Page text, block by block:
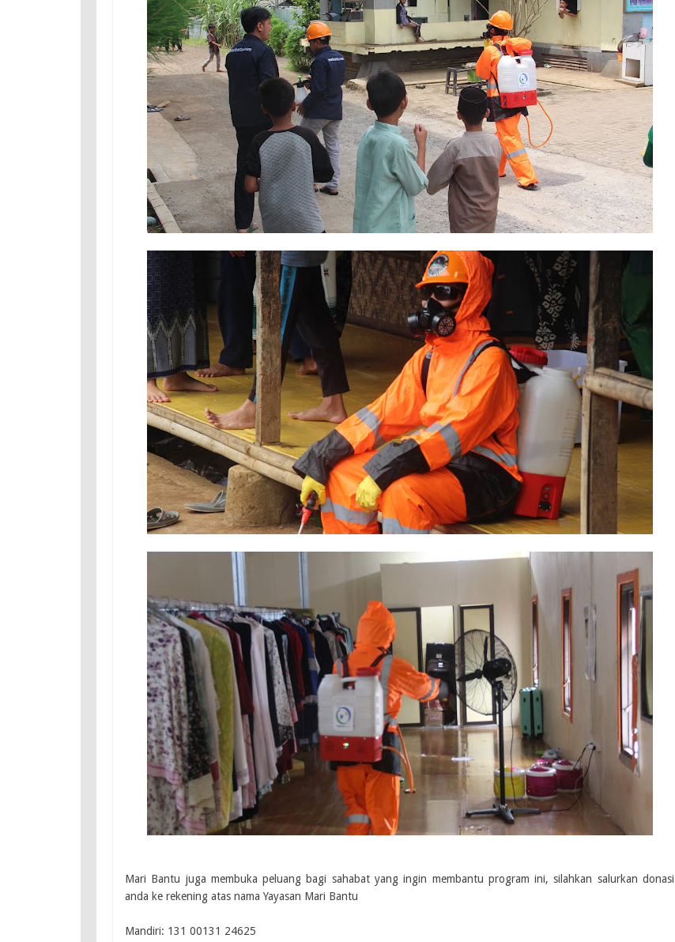
Mari Bantu juga membuka peluang bagi sahabat yang ingin membantu program ini, silahkan salurkan donasi
anda ke rekening atas nama Yayasan Mari Bantu
Mandiri: 131 00131 24625